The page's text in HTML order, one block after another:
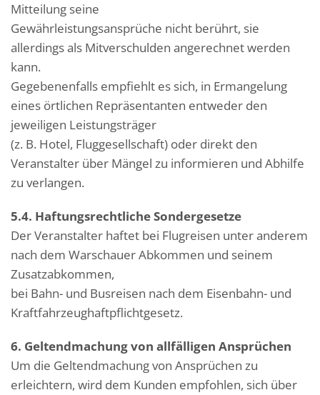
Mitteilung seine
Gewährleistungsansprüche nicht berührt, sie
allerdings als Mitverschulden angerechnet werden
kann.
Gegebenenfalls empfiehlt es sich, in Ermangelung
eines örtlichen Repräsentanten entweder den
jeweiligen Leistungsträger
(z. B. Hotel, Fluggesellschaft) oder direkt den
Veranstalter über Mängel zu informieren und Abhilfe
zu verlangen.
5.4. Haftungsrechtliche Sondergesetze
Der Veranstalter haftet bei Flugreisen unter anderem
nach dem Warschauer Abkommen und seinem
Zusatzabkommen,
bei Bahn- und Busreisen nach dem Eisenbahn- und
Kraftfahrzeughaftpflichtgesetz.
6. Geltendmachung von allfälligen Ansprüchen
Um die Geltendmachung von Ansprüchen zu
erleichtern, wird dem Kunden empfohlen, sich über